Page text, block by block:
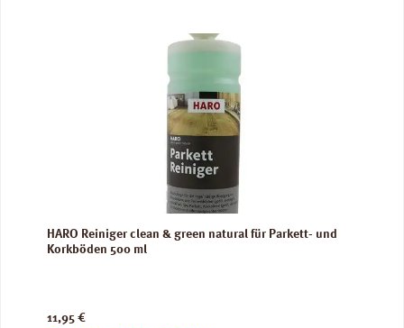
HARO Reiniger clean & green natural für Parkett- und
Korkböden 500 ml
Regulärer Preis:
11,95 €